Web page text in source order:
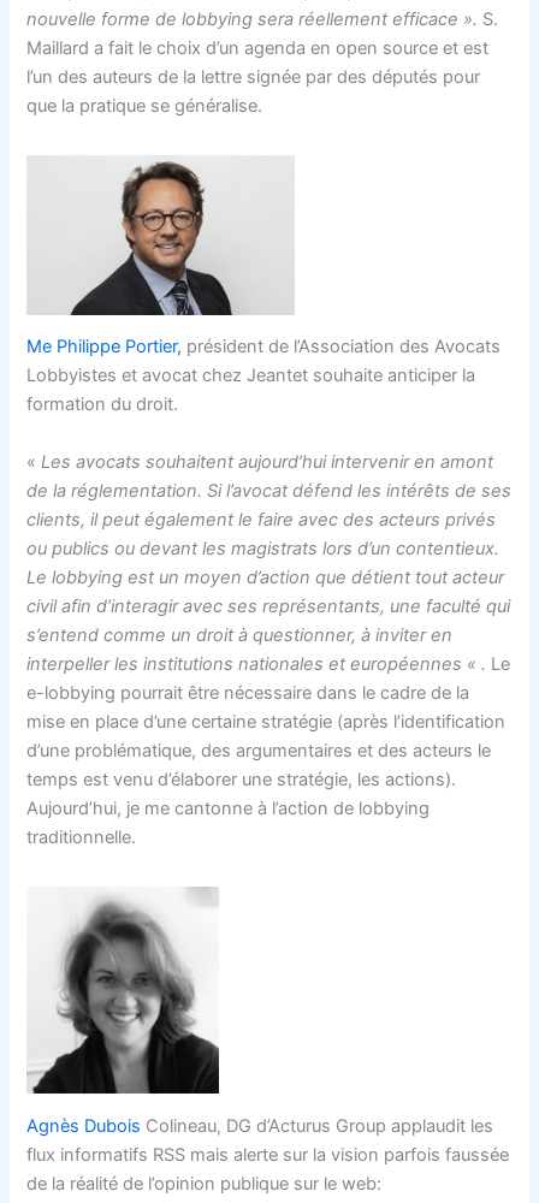
nouvelle forme de lobbying sera réellement efficace ». S.
Maillard a fait le choix d’un agenda en open source et est
l’un des auteurs de la lettre signée par des députés pour
que la pratique se généralise.
Me Philippe Portier, président de l’Association des Avocats
Lobbyistes et avocat chez Jeantet souhaite anticiper la
formation du droit.
«Les avocats souhaitent aujourd’hui intervenir en amont
de la réglementation. Si l’avocat défend les intérêts de ses
clients, il peut également le faire avec des acteurs privés
ou publics ou devant les magistrats lors d’un contentieux.
Le lobbying est un moyen d’action que détient tout acteur
civil afin d’interagir avec ses représentants, une faculté qui
s’entend comme un droit à questionner, à inviter en
interpeller les institutions nationales et européennes « . Le
e-lobbying pourrait être nécessaire dans le cadre de la
mise en place d’une certaine stratégie (après l’identification
d’une problématique, des argumentaires et des acteurs le
temps est venu d’élaborer une stratégie, les actions).
Aujourd’hui, je me cantonne à l’action de lobbying
traditionnelle.
Agnès Dubois Colineau, DG d’Acturus Group applaudit les
flux informatifs RSS mais alerte sur la vision parfois faussée
de la réalité de l’opinion publique sur le web: